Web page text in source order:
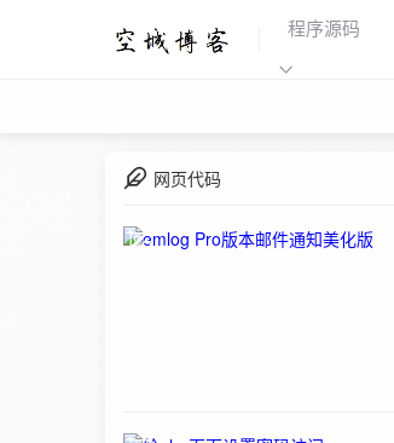
程序源码
网页代码